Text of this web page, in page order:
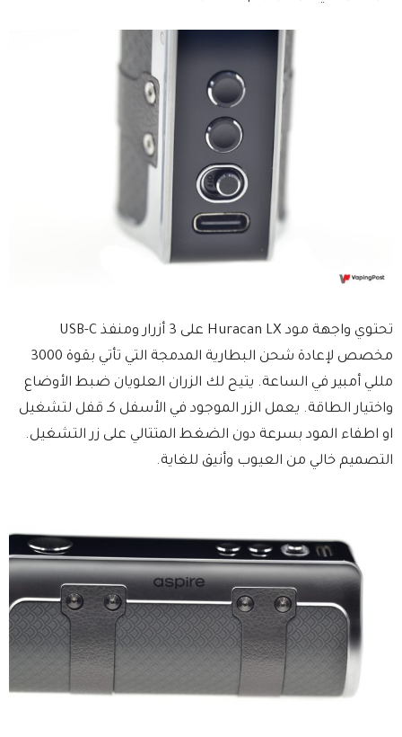
تحتوي واجهة مود Huracan LX على 3 أزرار ومنفذ USB-C
مخصص لإعادة شحن البطارية المدمجة التي تأتي بقوة 3000
مللي أمبير في الساعة. يتيح لك الزران العلويان ضبط الأوضاع
واختيار الطاقة. يعمل الزر الموجود في الأسفل كـ قفل لتشغيل
او اطفاء المود بسرعة دون الضغط المتتالي على زر التشغيل.
التصميم خالي من العيوب وأنيق للغاية.